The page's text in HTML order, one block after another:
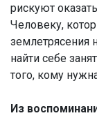
рискуют
Человеку,
землетрясения
найти себе
того, кому
Из